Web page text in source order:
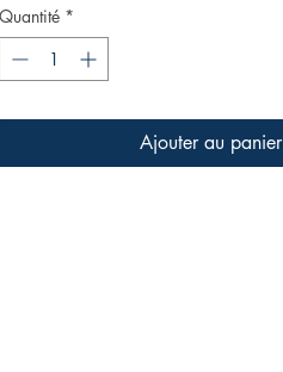
Quantité *
Ajouter au panier